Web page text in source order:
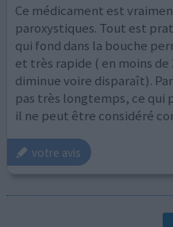
Ce médicament est
paroxystiques. Tout est
qui fond dans la bouche
et très rapide ( en moins
diminue voire disparaît).
pas très longtemps, ce qui
il ne peut être considéré
votre avis